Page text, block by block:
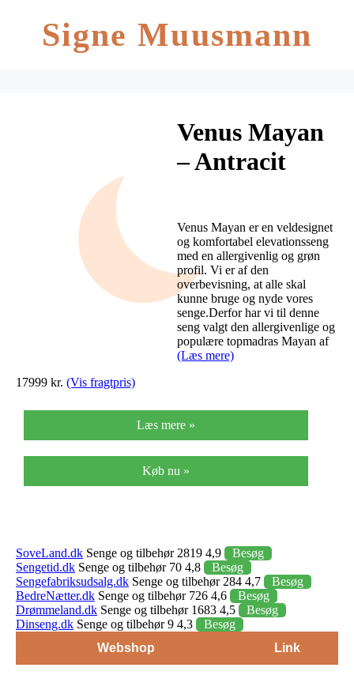
Signe Muusmann
Venus Mayan
– Antracit
Venus Mayan er en veldesignet
og komfortabel elevationsseng
med en allergivenlig og grøn
profil. Vi er af den
overbevisning, at alle skal
kunne bruge og nyde vores
senge.Derfor har vi til denne
seng valgt den allergivenlige og
populære topmadras Mayan af
(Læs mere)
17999 kr. (Vis fragtpris)
Læs mere »
Køb nu »
SoveLand.dk Senge og tilbehør 2819 4,9
Besøg
Sengetid.dk Senge og tilbehør 70 4,8
Besøg
Sengefabriksudsalg.dk Senge og tilbehør 284 4,7
Besøg
BedreNætter.dk Senge og tilbehør 726 4,6
Besøg
Drømmeland.dk Senge og tilbehør 1683 4,5
Besøg
Dinseng.dk Senge og tilbehør 9 4,3
Besøg
Webshop
Link